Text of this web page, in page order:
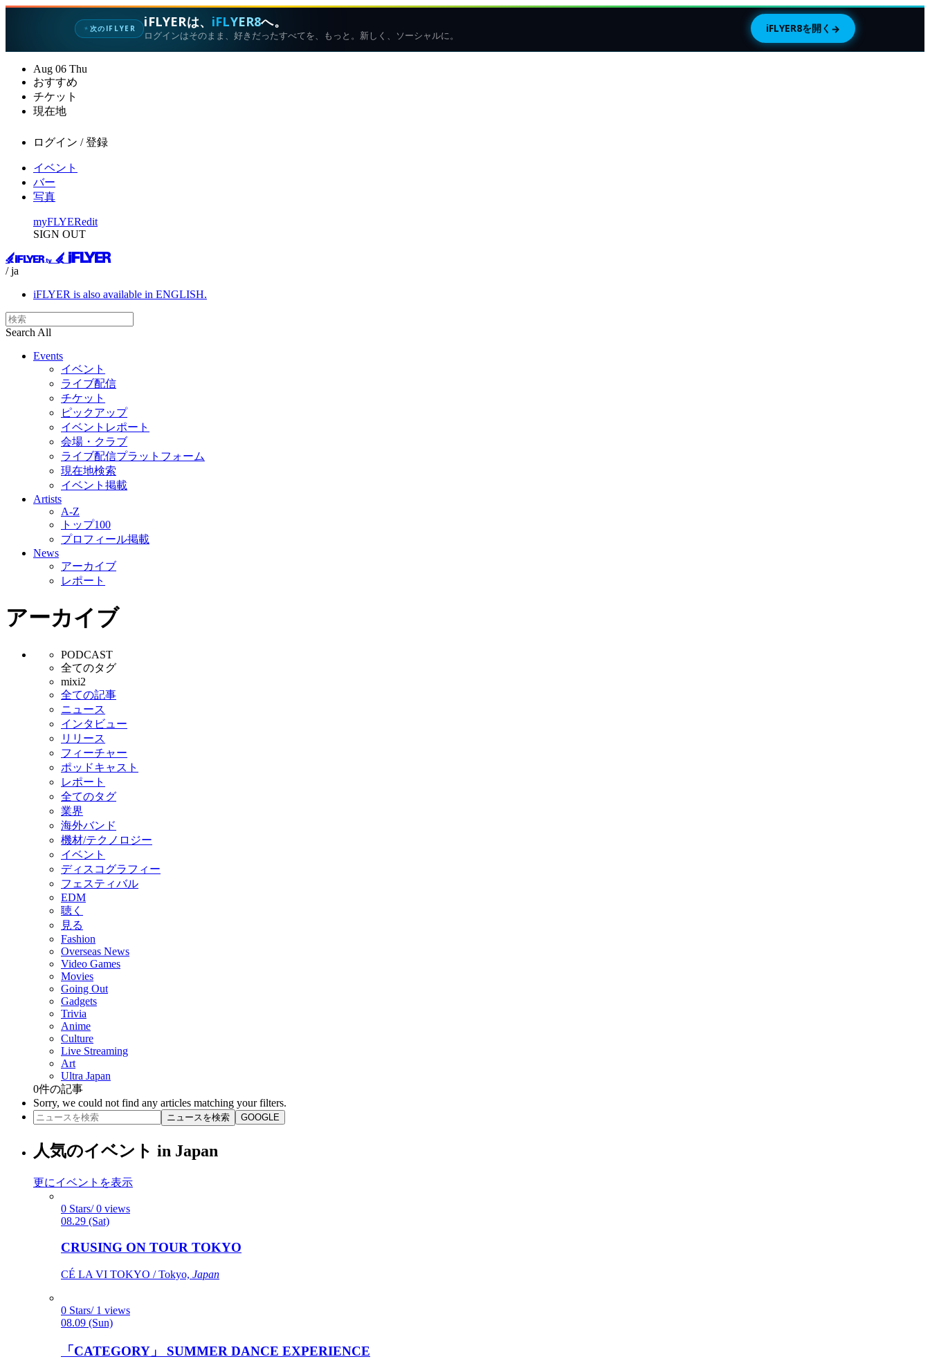
✦ 次のIFLYER iFLYERは、 iFLYER8へ。
ログインはそのまま、好きだったすべてを、もっと。新しく、ソーシャルに。
iFLYER8を開く →
Aug 06 Thu
おすすめ
チケット
現在地
ログイン / 登録
イベント
バー
写真
myFLYERedit
SIGN OUT
/ ja
iFLYER is also available in ENGLISH.
Search All
Events
イベント
ライブ配信
チケット
ピックアップ
イベントレポート
会場・クラブ
ライブ配信プラットフォーム
現在地検索
イベント掲載
Artists
A-Z
トップ100
プロフィール掲載
News
アーカイブ
レポート
アーカイブ
PODCAST
全てのタグ
mixi2
全ての記事
ニュース
インタビュー
リリース
フィーチャー
ポッドキャスト
レポート
全てのタグ
業界
海外バンド
機材/テクノロジー
イベント
ディスコグラフィー
フェスティバル
EDM
聴く
見る
Fashion
Overseas News
Video Games
Movies
Going Out
Gadgets
Trivia
Anime
Culture
Live Streaming
Art
Ultra Japan
0件の記事
Sorry, we could not find any articles matching your filters.
ニュースを検索 GOOGLE
人気のイベント in Japan
更にイベントを表示
0 Stars/ 0 views
08.29 (Sat)
CRUSING ON TOUR TOKYO
CÉ LA VI TOKYO / Tokyo, Japan
0 Stars/ 1 views
08.09 (Sun)
「CATEGORY」 SUMMER DANCE EXPERIENCE